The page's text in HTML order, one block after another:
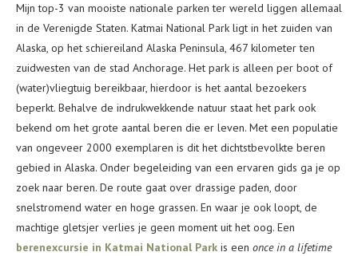
Mijn top-3 van mooiste nationale parken ter wereld liggen allemaal
in de Verenigde Staten. Katmai National Park ligt in het zuiden van
Alaska, op het schiereiland Alaska Peninsula, 467 kilometer ten
zuidwesten van de stad Anchorage. Het park is alleen per boot of
(water)vliegtuig bereikbaar, hierdoor is het aantal bezoekers
beperkt. Behalve de indrukwekkende natuur staat het park ook
bekend om het grote aantal beren die er leven. Met een populatie
van ongeveer 2000 exemplaren is dit het dichtstbevolkte beren
gebied in Alaska. Onder begeleiding van een ervaren gids ga je op
zoek naar beren. De route gaat over drassige paden, door
snelstromend water en hoge grassen. En waar je ook loopt, de
machtige gletsjer verlies je geen moment uit het oog. Een
berenexcursie in Katmai National Park is een once in a lifetime